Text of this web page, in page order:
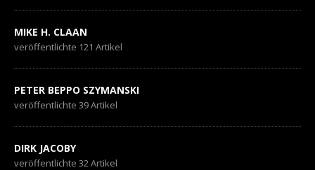
MIKE H. CLAAN
veröffentlichte 121 Artikel
PETER BEPPO SZYMANSKI
veröffentlichte 39 Artikel
DIRK JACOBY
veröffentlichte 32 Artikel